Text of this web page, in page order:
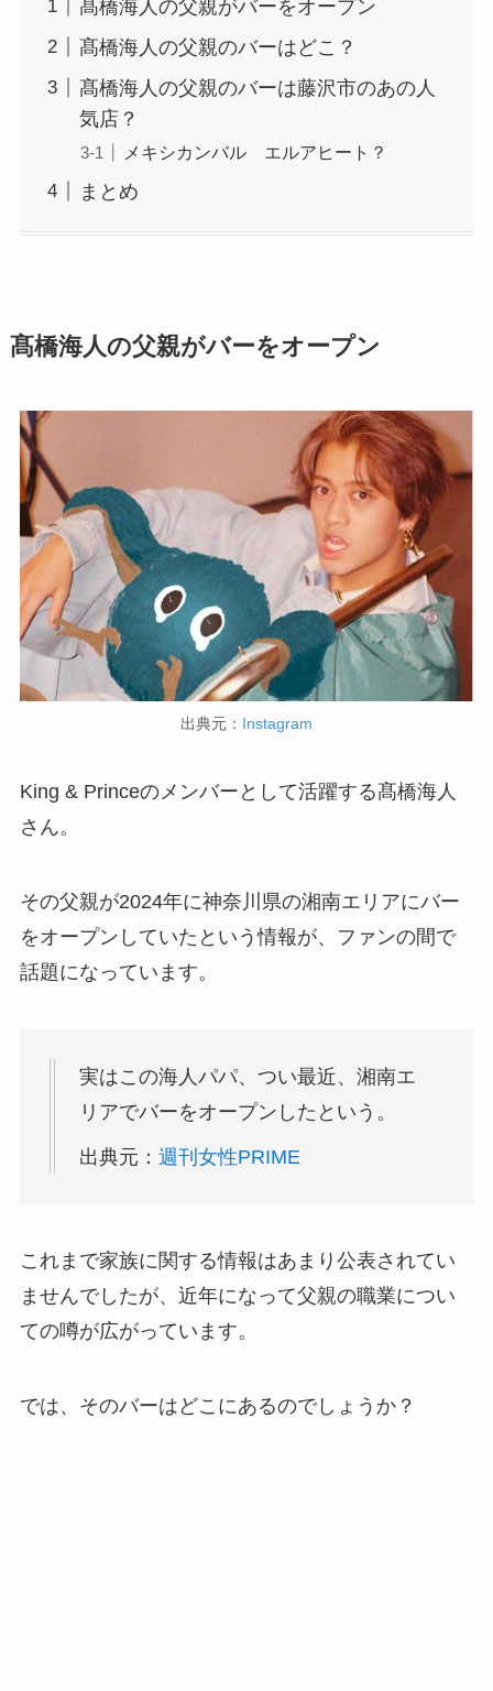
髙橋海人の父親がバーをオープン
髙橋海人の父親のバーはどこ？
髙橋海人の父親のバーは藤沢市のあの人
気店？
メキシカンバル エルアヒート？
まとめ
髙橋海人の父親がバーをオープン
出典元： Instagram
King & Princeのメンバーとして活躍する髙橋海人
さん。
その父親が2024年に神奈川県の湘南エリアにバー
をオープンしていたという情報が、ファンの間で
話題になっています。
実はこの海人パパ、つい最近、湘南エ
リアでバーをオープンしたという。
出典元： 週刊女性PRIME
これまで家族に関する情報はあまり公表されてい
ませんでしたが、近年になって父親の職業につい
ての噂が広がっています。
では、そのバーはどこにあるのでしょうか？